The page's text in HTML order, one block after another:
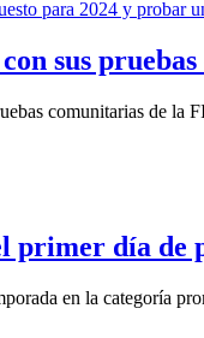
sus
comunitarias de la
primer día de
en la categoría